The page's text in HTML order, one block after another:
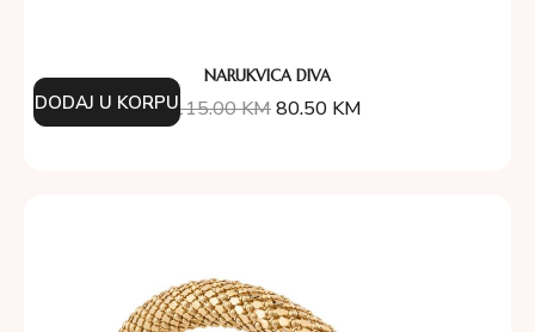
NARUKVICA DIVA
115.00KM80.50 KM
DODAJ U KORPU